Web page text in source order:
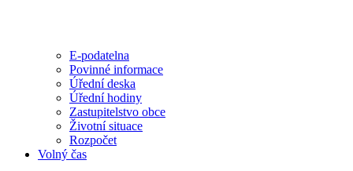
E-podatelna
Povinné informace
Úřední deska
Úřední hodiny
Zastupitelstvo obce
Životní situace
Rozpočet
Volný čas